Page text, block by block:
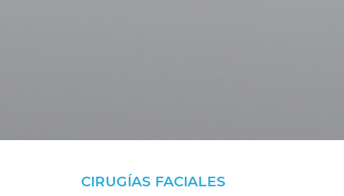
CIRUGÍAS FACIALES